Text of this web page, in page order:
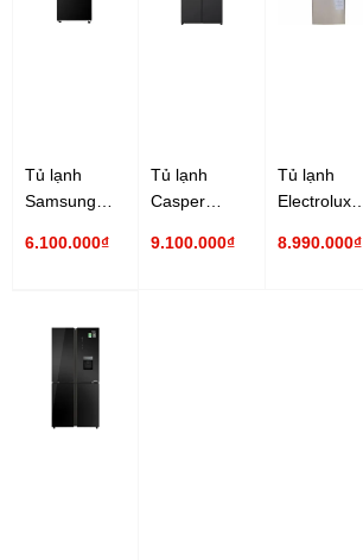
Tủ lạnh
Samsung
lít
6.100.000₫
Tủ lạnh
Casper
lít RM-430PB
9.100.000₫
Tủ lạnh
Electrolux
lít
8.990.000₫